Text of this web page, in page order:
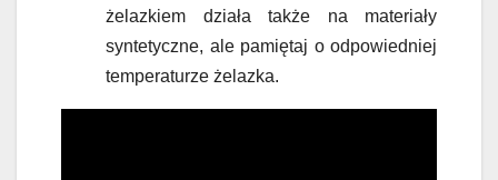
żelazkiem działa także na materiały
syntetyczne, ale pamiętaj o odpowiedniej
temperaturze żelazka.